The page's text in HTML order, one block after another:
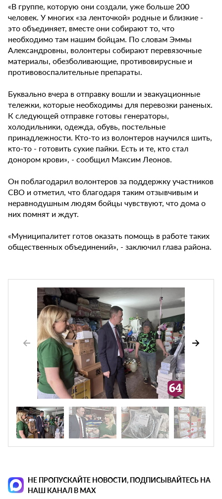
«В группе, которую они создали, уже больше 200
человек. У многих «за ленточкой» родные и близкие -
это объединяет, вместе они собирают то, что
необходимо там нашим бойцам. По словам Эммы
Александровны, волонтеры собирают перевязочные
материалы, обезболивающие, противовирусные и
противовоспалительные препараты.
Буквально вчера в отправку вошли и эвакуационные
тележки, которые необходимы для перевозки раненых.
К следующей отправке готовы генераторы,
холодильники, одежда, обувь, постельные
принадлежности. Кто-то из волонтеров научился шить,
кто-то - готовить сухие пайки. Есть и те, кто стал
донором крови», - сообщил Максим Леонов.
Он поблагодарил волонтеров за поддержку участников
СВО и отметил, что благодаря таким отзывчивым и
неравнодушным людям бойцы чувствуют, что дома о
них помнят и ждут.
«Муниципалитет готов оказать помощь в работе таких
общественных объединений», - заключил глава района.
НЕ ПРОПУСКАЙТЕ НОВОСТИ, ПОДПИСЫВАЙТЕСЬ НА
НАШ КАНАЛ В MAX